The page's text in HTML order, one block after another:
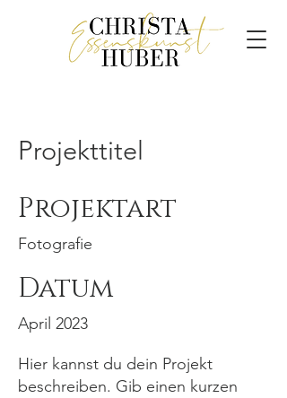
Projekttitel
Projektart
Fotografie
Datum
April 2023
Hier kannst du dein Projekt
beschreiben. Gib einen kurzen